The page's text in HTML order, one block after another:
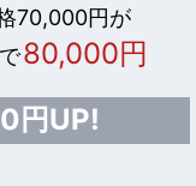
70,000円が
80,000円
円UP!